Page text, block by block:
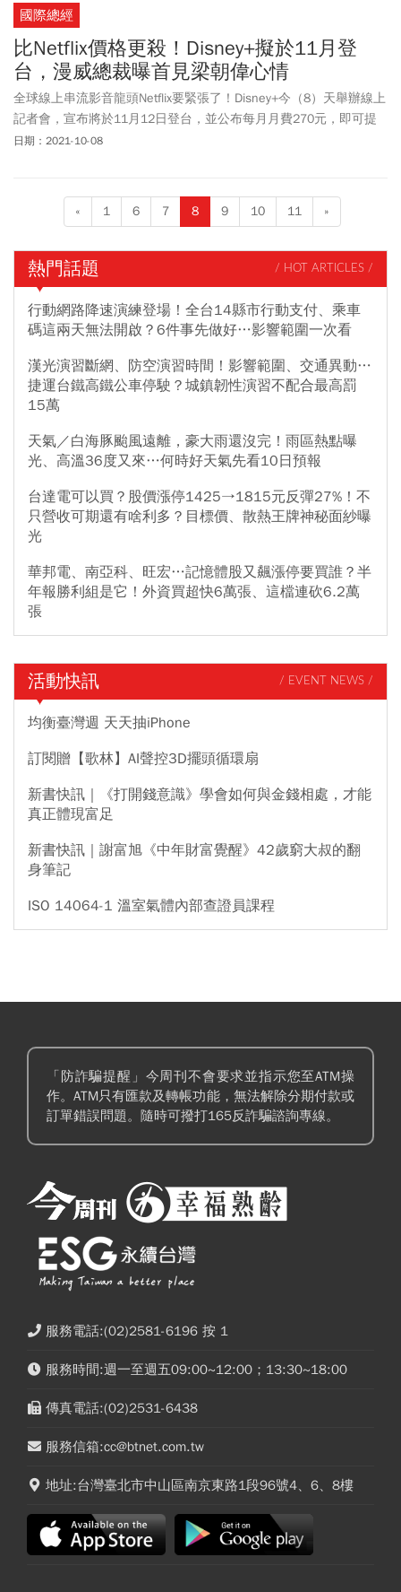
國際總經
比Netflix價格更殺！Disney+擬於11月登
台，漫威總裁曝首見梁朝偉心情
全球線上串流影音龍頭Netflix要緊張了！Disney+今（8）天舉辦線上
記者會，宣布將於11月12日登台，並公布每月月費270元，即可提
供4部設備可同時線上觀賞；若以Netflix的收費來看，要供4部設備同
日期：2021-10-08
« 1 6 7 8 9 10 11 »
熱門話題 / HOT ARTICLES /
行動網路降速演練登場！全台14縣市行動支付、乘車
碼這兩天無法開啟？6件事先做好…影響範圍一次看
漢光演習斷網、防空演習時間！影響範圍、交通異動…
捷運台鐵高鐵公車停駛？城鎮韌性演習不配合最高罰
15萬
天氣／白海豚颱風遠離，豪大雨還沒完！雨區熱點曝
光、高溫36度又來…何時好天氣先看10日預報
台達電可以買？股價漲停1425→1815元反彈27%！不
只營收可期還有啥利多？目標價、散熱王牌神秘面紗曝
光
華邦電、南亞科、旺宏…記憶體股又飆漲停要買誰？半
年報勝利組是它！外資買超快6萬張、這檔連砍6.2萬
張
活動快訊 / EVENT NEWS /
均衡臺灣週 天天抽iPhone
訂閱贈【歌林】AI聲控3D擺頭循環扇
新書快訊｜《打開錢意識》學會如何與金錢相處，才能
真正體現富足
新書快訊｜謝富旭《中年財富覺醒》42歲窮大叔的翻
身筆記
ISO 14064-1 溫室氣體內部查證員課程
「防詐騙提醒」今周刊不會要求並指示您至ATM操
作。ATM只有匯款及轉帳功能，無法解除分期付款或
訂單錯誤問題。隨時可撥打165反詐騙諮詢專線。
服務電話:(02)2581-6196 按 1
服務時間:週一至週五09:00~12:00；13:30~18:00
傳真電話:(02)2531-6438
服務信箱:cc@btnet.com.tw
地址:台灣臺北市中山區南京東路1段96號4、6、8樓